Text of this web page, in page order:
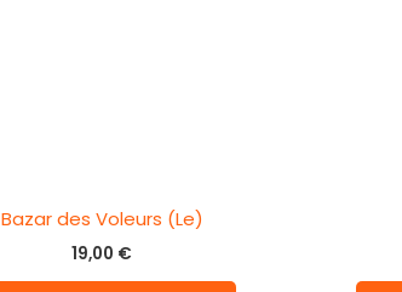
Bazar des Voleurs (Le)
19,00 €